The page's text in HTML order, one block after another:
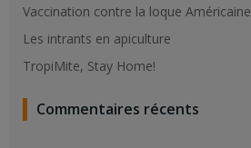
Vaccination contre la loque Américaine
Les intrants en apiculture
TropiMite, Stay Home!
Commentaires récents